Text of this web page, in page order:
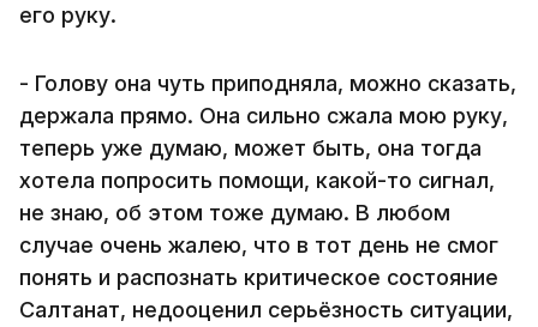
его руку.
- Голову она чуть приподняла, можно сказать,
держала прямо. Она сильно сжала мою руку,
теперь уже думаю, может быть, она тогда
хотела попросить помощи, какой-то сигнал,
не знаю, об этом тоже думаю. В любом
случае очень жалею, что в тот день не смог
понять и распознать критическое состояние
Салтанат, недооценил серьёзность ситуации,